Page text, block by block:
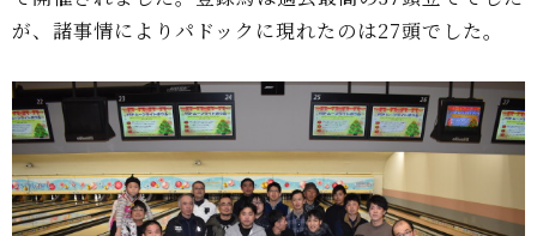
が、諸事情によりパドックに現れたのは27頭でした。